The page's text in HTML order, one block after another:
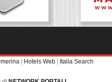
| Hotels Web | Italia Search